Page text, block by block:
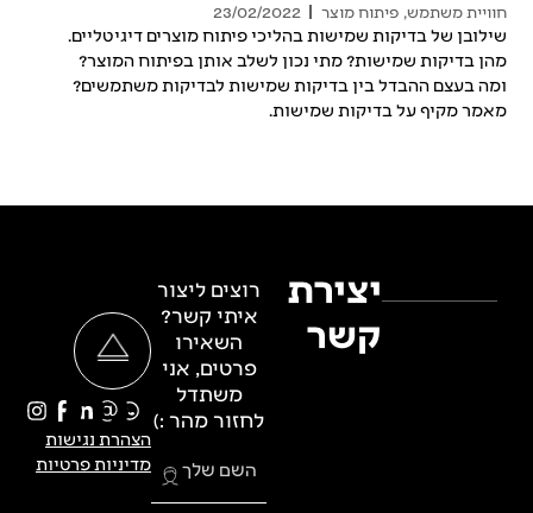
חוויית משתמש, פיתוח מוצר 23/02/2022
שילובן של בדיקות שמישות בהליכי פיתוח מוצרים דיגיטליים.
מהן בדיקות שמישות? מתי נכון לשלב אותן בפיתוח המוצר?
ומה בעצם ההבדל בין בדיקות שמישות לבדיקות משתמשים?
מאמר מקיף על בדיקות שמישות.
יצירת
קשר
רוצים ליצור
איתי קשר?
השאירו
פרטים, אני
משתדל
לחזור מהר :)
השם שלך
הצהרת נגישות
מדיניות פרטיות